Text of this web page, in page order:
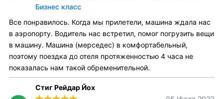
Бизнес класс
Все понравилось. Когда мы прилетели, машина ждала нас
в аэропорту. Водитель нас встретил, помог погрузить вещи
в машину. Машина (мерседес) в комфортабельный,
поэтому поездка до отеля протяженностью 4 часа не
показалась нам такой обременительной.
Стиг Рейдар Йох